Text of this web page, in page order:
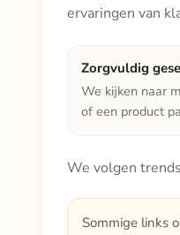
ervaringen van
Zorgvuldig
We kijken naar
of een product
We volgen
Sommige links